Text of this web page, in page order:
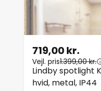
Lindby spotlight
hvid, metal, IP44
719,00 kr.
Vejl. pris1.399,00 kr.